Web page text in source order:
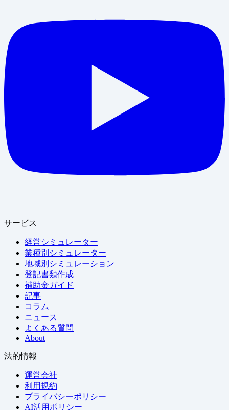
サービス
経営シミュレーター
業種別シミュレーター
地域別シミュレーション
登記書類作成
補助金ガイド
記事
コラム
ニュース
よくある質問
About
法的情報
運営会社
利用規約
プライバシーポリシー
AI活用ポリシー